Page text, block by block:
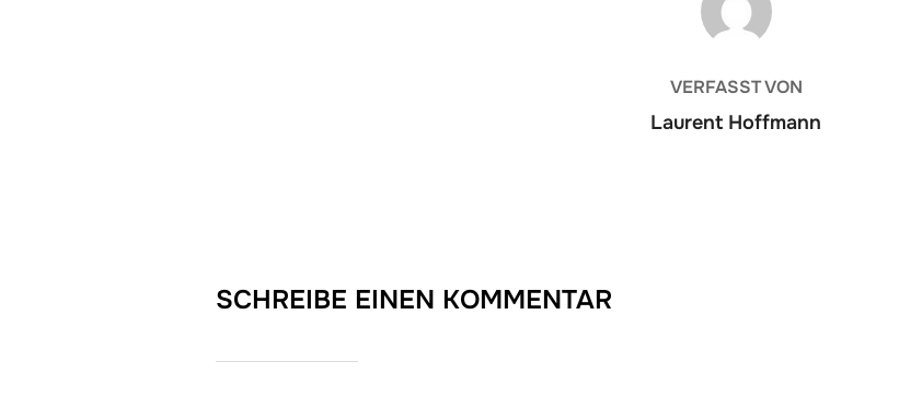
VERFASST VON
Laurent Hoffmann
SCHREIBE EINEN KOMMENTAR